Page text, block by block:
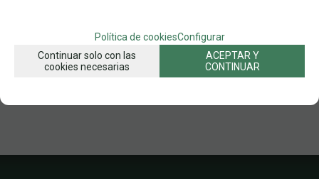
Política de cookiesConfigurar
Continuar solo con las
cookies necesarias
ACEPTAR Y
CONTINUAR